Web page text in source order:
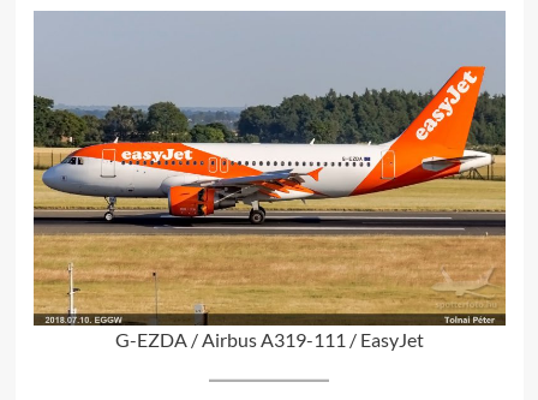
G-EZDA / Airbus A319-111 / EasyJet